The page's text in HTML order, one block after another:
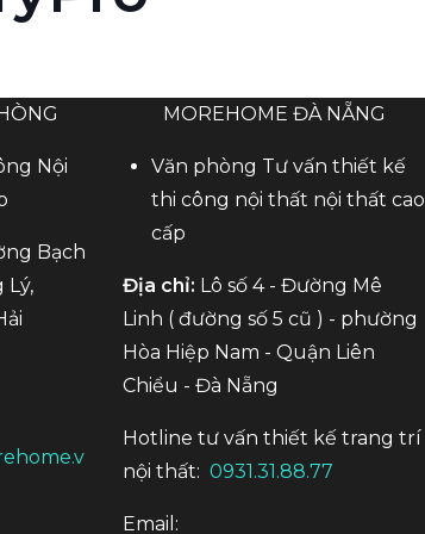
Nội
Bạch
Lý,
MOREHOME ĐÀ NẴNG
Văn phòng Tư vấn thiết kế
thi công nội thất nội thất cao
cấp
Địa chỉ: Lô số 4 - Đường Mê
Linh ( đường số 5 cũ ) - phường
Hòa Hiệp Nam - Quận Liên
Chiểu - Đà Nẵng
Hotline tư vấn thiết kế trang trí
nội thất: 0931.31.88.77
Email: